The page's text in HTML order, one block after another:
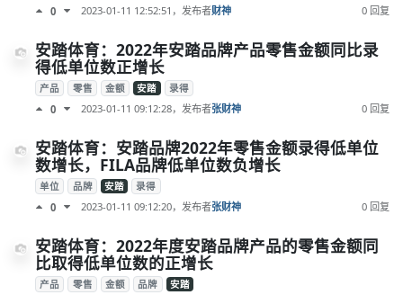
0 2023-01-11 12:52:51 ，发布者财神 0 回复
安踏体育：2022年安踏品牌产品零售金额同比录
得低单位数正增长
产品 零售 金额 安踏 录得
0 2023-01-11 09:12:28，发布者张财神 0 回复
安踏体育：安踏品牌2022年零售金额录得低单位
数增长，FILA品牌低单位数负增长
单位 品牌 安踏 录得
0 2023-01-11 09:12:20，发布者张财神 0 回复
安踏体育：2022年度安踏品牌产品的零售金额同
比取得低单位数的正增长
产品 零售 金额 品牌 安踏